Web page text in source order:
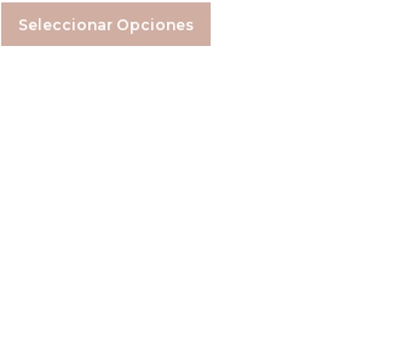
Seleccionar Opciones